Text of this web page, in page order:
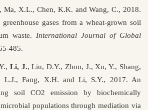
Ma, X.L., Chen, K.K. and Wang, C., 2018.
gases from a wheat-grown soil
waste. International Journal of Global
485.
Li, J., Liu, D.Y., Zhou, J., Xu, Y., Shang,
L.J., Fang, X.H. and Li, S.Y., 2017. An
soil CO2 emission by biochemically
populations through mediation via